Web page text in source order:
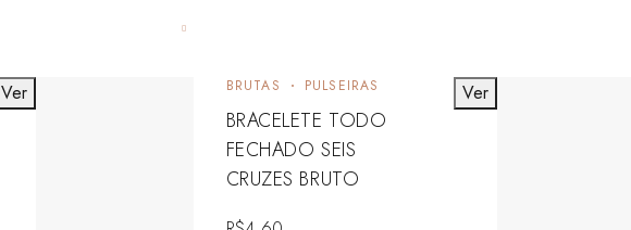
BRUTAS PULSEIRAS
BRACELETE TODO
FECHADO SEIS
CRUZES BRUTO
Ver Ver